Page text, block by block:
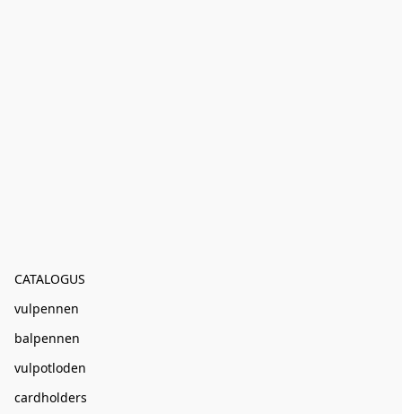
CATALOGUS
vulpennen
balpennen
vulpotloden
cardholders